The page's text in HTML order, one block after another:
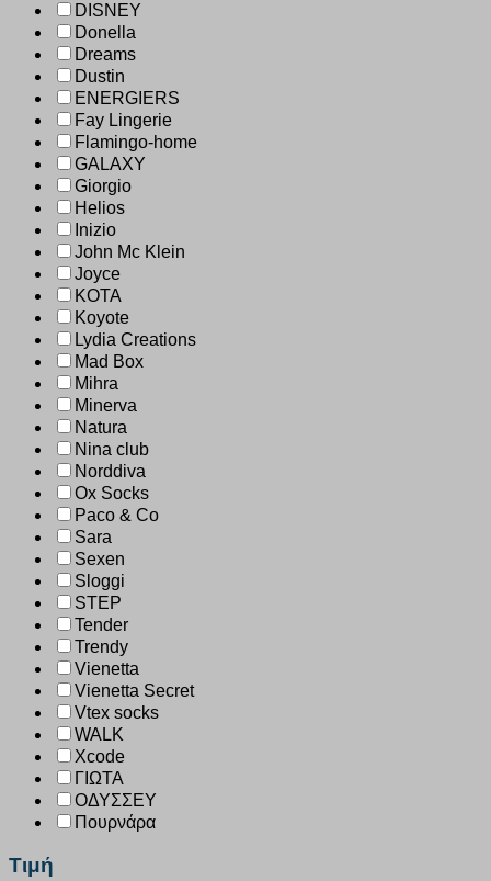
DISNEY
Donella
Dreams
Dustin
ENERGIERS
Fay Lingerie
Flamingo-home
GALAXY
Giorgio
Helios
Inizio
John Mc Klein
Joyce
KOTA
Koyote
Lydia Creations
Mad Box
Mihra
Minerva
Natura
Nina club
Norddiva
Ox Socks
Paco & Co
Sara
Sexen
Sloggi
STEP
Tender
Trendy
Vienetta
Vienetta Secret
Vtex socks
WALK
Xcode
ΓΙΩΤΑ
ΟΔΥΣΣΕΥ
Πουρνάρα
Τιμή